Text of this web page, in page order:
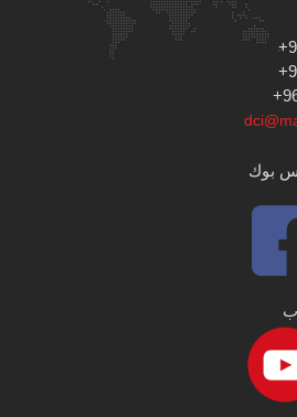
بوك